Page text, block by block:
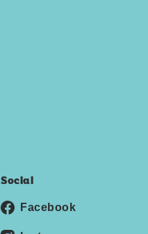
Social
Facebook